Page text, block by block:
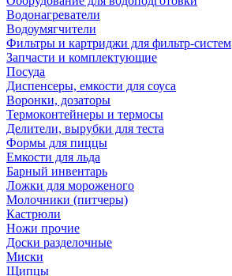
Водонагреватели
Водоумягчители
Фильтры и картриджи для фильтр-систем
Запчасти и комплектующие
Посуда
Диспенсеры, емкости для соуса
Воронки, дозаторы
Термоконтейнеры и термосы
Делители, вырубки для теста
Формы для пиццы
Емкости для льда
Барный инвентарь
Ложки для мороженого
Молочники (питчеры)
Кастрюли
Ножи прочие
Доски разделочные
Миски
Щипцы